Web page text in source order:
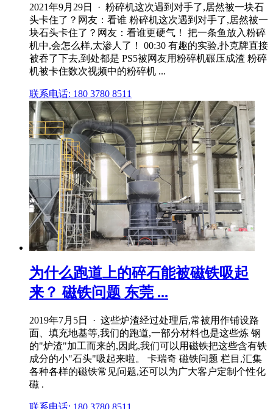
2021年9月29日 · 粉碎机这次遇到对手了,居然被一块石
头卡住了？网友：看谁 粉碎机这次遇到对手了,居然被一
块石头卡住了？网友：看谁更硬气！ 把一条鱼放入粉碎
机中,会怎么样,太渗人了！ 00:30 有趣的实验,扑克牌直接
被吞了下去,到处都是 PS5被网友用粉碎机碾压成渣 粉碎
机被卡住数次视频中的粉碎机 ...
联系电话: 180 3780 8511
为什么跑道上的碎石能被磁铁吸起
来？ 磁铁问题 东莞 ...
2019年7月5日 · 这些炉渣经过处理后,常被用作铺设路
面、填充地基等,我们的跑道,一部分材料也是这些炼 钢
的"炉渣"加工而来的,因此,我们可以用磁铁把这些含有铁
成分的小"石头"吸起来啦。 卡瑞奇 磁铁问题 栏目,汇集
各种各样的磁铁常见问题,还可以为广大客户定制个性化
磁 .
联系电话: 180 3780 8511